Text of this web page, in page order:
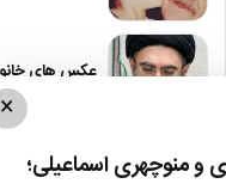
عکس های
عکس| نیلوفر
×
منوچهری اسماعیلی؛